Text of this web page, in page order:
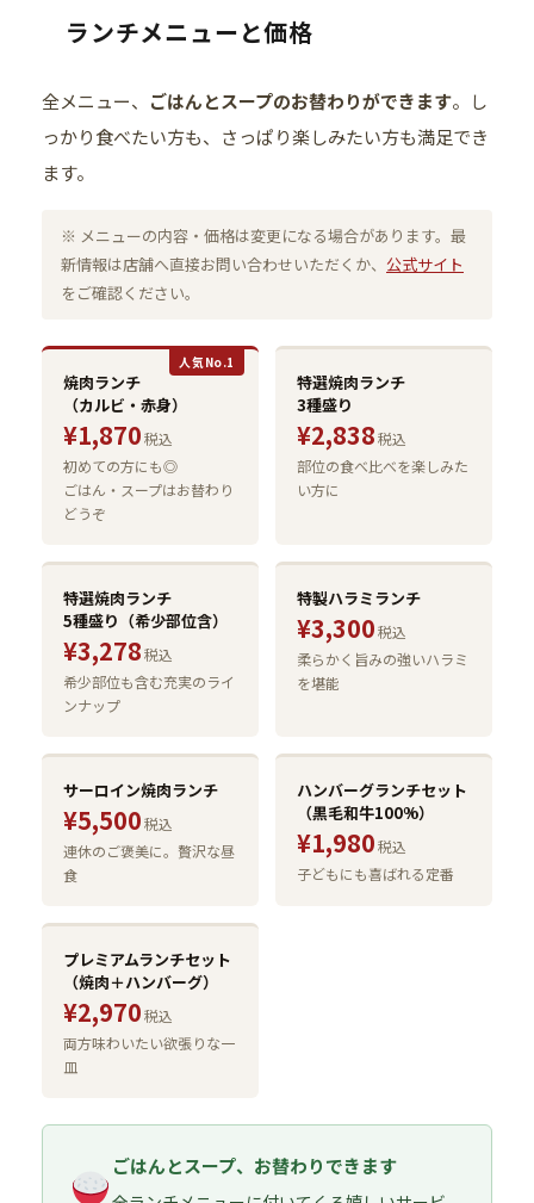
ランチメニューと価格
全メニュー、 ごはんとスープのお替わりができます。し
っかり食べたい方も、さっぱり楽しみたい方も満足でき
ます。
※ メニューの内容・価格は変更になる場合があります。最
新情報は店舗へ直接お問い合わせいただくか、 公式サイト
をご確認ください。
人気No.1
焼肉ランチ
（カルビ・赤身）
¥1,870税込
初めての方にも◎
ごはん・スープはお替わり
どうぞ
特選焼肉ランチ
3種盛り
¥2,838税込
部位の食べ比べを楽しみた
い方に
特選焼肉ランチ
5種盛り（希少部位含）
¥3,278税込
希少部位も含む充実のライ
ンナップ
特製ハラミランチ
¥3,300税込
柔らかく旨みの強いハラミ
を堪能
サーロイン焼肉ランチ
¥5,500税込
連休のご褒美に。贅沢な昼
食
ハンバーグランチセット
（黒毛和牛100%）
¥1,980税込
子どもにも喜ばれる定番
プレミアムランチセット
（焼肉＋ハンバーグ）
¥2,970税込
両方味わいたい欲張りな一
皿
ごはんとスープ、お替わりできます